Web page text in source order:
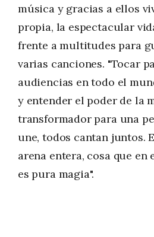
música y gracias a ellos
propia, la espectacular
frente a multitudes para
varias canciones. "Tocar
audiencias en todo el
y entender el poder de la
transformador para una
une, todos cantan juntos.
arena entera, cosa que en
es pura magia".